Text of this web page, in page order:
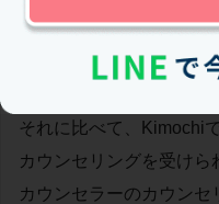
みるとイメージと違い
った場合がよくあります
それに比べて、Kimochi
カウンセリングを受けら
カウンセラーのカウン